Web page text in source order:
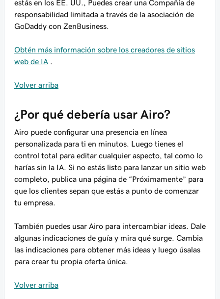
estás en los EE. UU., Puedes crear una Compañía de
responsabilidad limitada a través de la asociación de
GoDaddy con ZenBusiness.
Obtén más información sobre los creadores de sitios
web de IA
Volver arriba
¿Por qué debería usar Airo?
Airo puede configurar una presencia en línea
personalizada para ti en minutos. Luego tienes el
control total para editar cualquier aspecto, tal como lo
harías sin la IA. Si no estás listo para lanzar un sitio web
completo, publica una página de “Próximamente” para
que los clientes sepan que estás a punto de comenzar
tu empresa.
También puedes usar Airo para intercambiar ideas. Dale
algunas indicaciones de guía y mira qué surge. Cambia
las indicaciones para obtener más ideas y luego úsalas
para crear tu propia oferta única.
Volver arriba